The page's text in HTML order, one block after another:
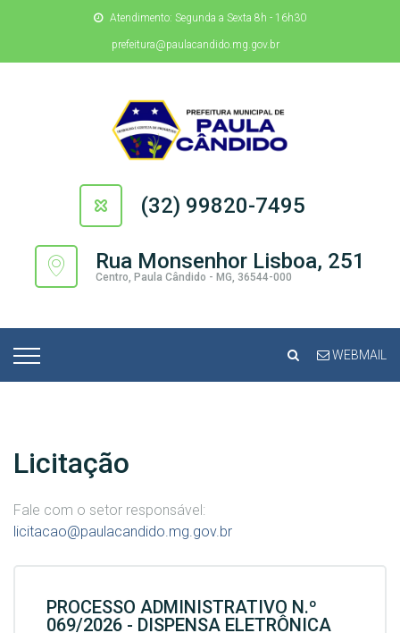
Atendimento: Segunda a Sexta 8h - 16h30
prefeitura@paulacandido.mg.gov.br
(32) 99820-7495
Rua Monsenhor Lisboa, 251
Centro, Paula Cândido - MG, 36544-000
WEBMAIL
Licitação
Fale com o setor responsável:
licitacao@paulacandido.mg.gov.br
PROCESSO ADMINISTRATIVO N.º
069/2026 - DISPENSA ELETRÔNICA